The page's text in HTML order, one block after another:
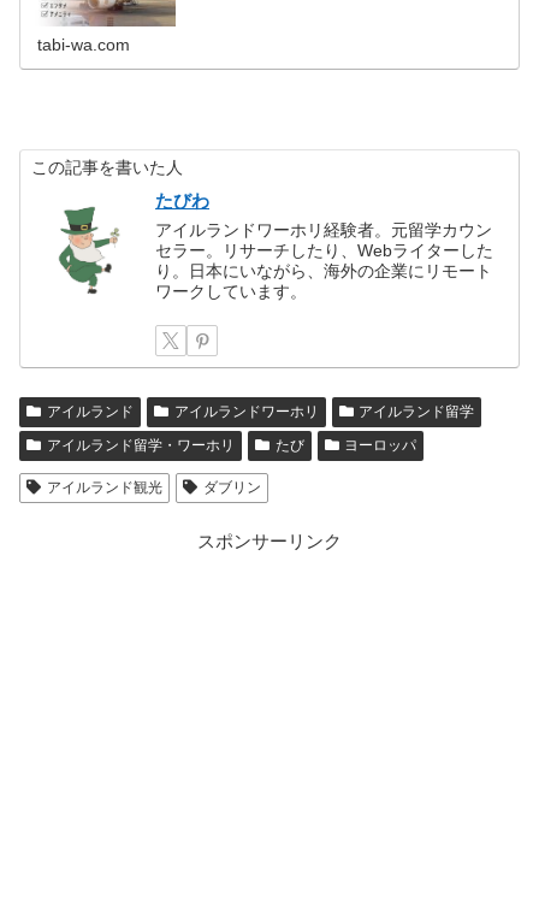
tabi-wa.com
この記事を書いた人
たびわ
アイルランドワーホリ経験者。元留学カウン
セラー。リサーチしたり、Webライターした
り。日本にいながら、海外の企業にリモート
ワークしています。
アイルランド アイルランドワーホリ
アイルランド留学
アイルランド留学・ワーホリ
たび ヨーロッパ
アイルランド観光 ダブリン
スポンサーリンク